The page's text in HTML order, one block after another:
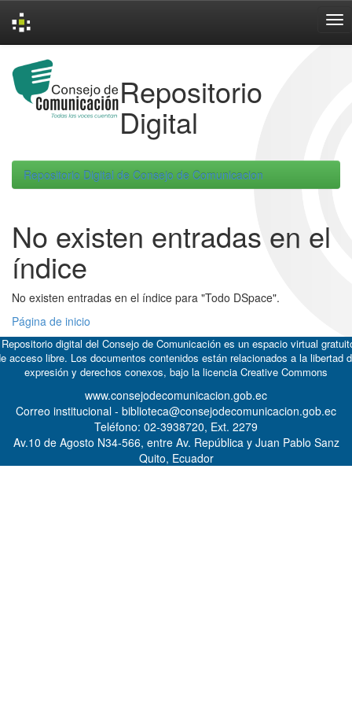
navigation
Repositorio
Digital
Repositorio Digital de Consejo de Comunicacion
No existen entradas en el
índice
No existen entradas en el índice para "Todo DSpace".
Página de inicio
digital del Consejo de Comunicación es un espacio virtual
acceso libre. Los documentos contenidos están relacionados a la libertad
expresión y derechos conexos, bajo la licencia Creative Commons
www.consejodecomunicacion.gob.ec
Correo institucional - biblioteca@consejodecomunicacion.gob.ec
Teléfono: 02-3938720, Ext. 2279
Av.10 de Agosto N34-566, entre Av. República y Juan Pablo Sanz
Quito, Ecuador